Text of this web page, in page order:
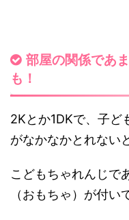
部屋の関係であ
も！
2Kとか1DKで、子ど
がなかなかとれない
こどもちゃれんじで
（おもちゃ）が付い